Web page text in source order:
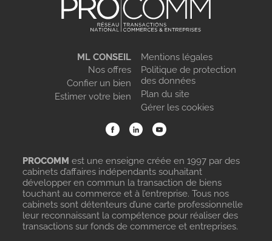
ML CONSEIL
Nos offres
Confier un bien
Estimer votre bien
Mentions légales
Politique de protection
des données
Plan du site
Gérer les cookies
PROCOMM est une enseigne créée en 1997 par des
cabinets d’affaires indépendants souhaitant
développer en commun la transaction de biens
touchant au commerce et à l’entreprise. Tous nos
cabinets sont détenteurs d’une carte professionnelle
leur reconnaissant la compétence pour réaliser des
transactions sur fonds de commerce et entreprises.